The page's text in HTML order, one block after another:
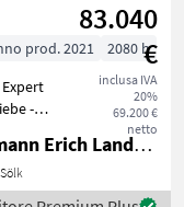
83.040
€
inclusa IVA
20%
69.200 €
netto
prod. 2021
2080 h
Leiter
-
Zechmann Erich Landmaschinen-Portalbau